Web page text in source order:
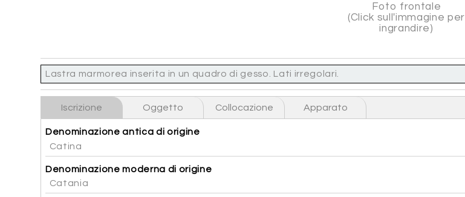
Foto frontale
(Click sull'immagine per
ingrandire)
Lastra marmorea inserita in un quadro di gesso. Lati irregolari.
Iscrizione Oggetto Collocazione Apparato
Denominazione antica di origine
Catina
Denominazione moderna di origine
Catania